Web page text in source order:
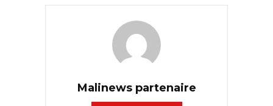
Malinews partenaire